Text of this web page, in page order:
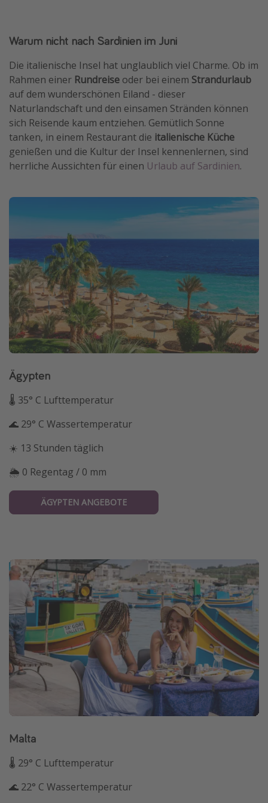
Warum nicht nach Sardinien im Juni
Die italienische Insel hat unglaublich viel Charme. Ob im
Rahmen einer Rundreise oder bei einem Strandurlaub
auf dem wunderschönen Eiland - dieser
Naturlandschaft und den einsamen Stränden können
sich Reisende kaum entziehen. Gemütlich Sonne
tanken, in einem Restaurant die italienische Küche
genießen und die Kultur der Insel kennenlernen, sind
herrliche Aussichten für einen Urlaub auf Sardinien.
Ägypten
🌡 35° C Lufttemperatur
🌊 29° C Wassertemperatur
☀️ 13 Stunden täglich
🌦 0 Regentag / 0 mm
ÄGYPTEN ANGEBOTE
Malta
🌡 29° C Lufttemperatur
🌊 22° C Wassertemperatur